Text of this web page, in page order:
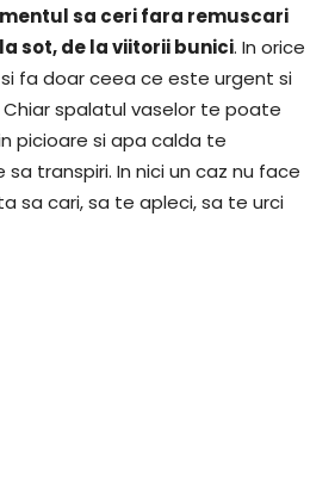
sa ceri fara remuscari
sot, de la viitorii bunici. In orice
fa doar ceea ce este urgent si
spalatul vaselor te poate
picioare si apa calda te
transpiri. In nici un caz nu face
sa cari, sa te apleci, sa te urci